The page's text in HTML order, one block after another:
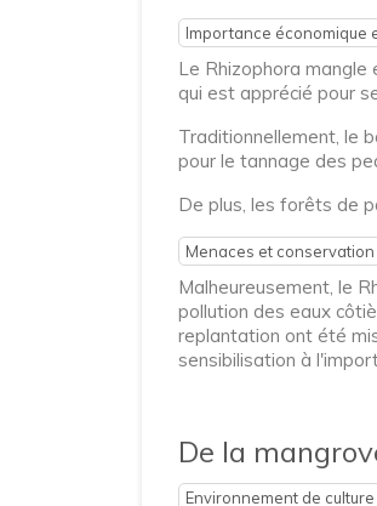
Importance économique
Le Rhizophora mangle
qui est apprécié pour
Traditionnellement, le
pour le tannage des
De plus, les forêts de
Menaces et conservation
Malheureusement, le
pollution des eaux
replantation ont été
sensibilisation à
De la
Environnement de culture